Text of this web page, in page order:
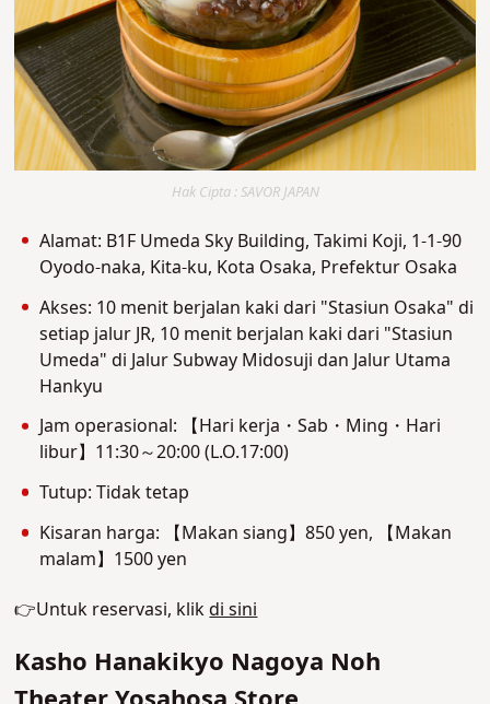
Hak Cipta : SAVOR JAPAN
Alamat: B1F Umeda Sky Building, Takimi Koji, 1-1-90
Oyodo-naka, Kita-ku, Kota Osaka, Prefektur Osaka
Akses: 10 menit berjalan kaki dari "Stasiun Osaka" di
setiap jalur JR, 10 menit berjalan kaki dari "Stasiun
Umeda" di Jalur Subway Midosuji dan Jalur Utama
Hankyu
Jam operasional: 【Hari kerja・Sab・Ming・Hari
libur】11:30～20:00 (L.O.17:00)
Tutup: Tidak tetap
Kisaran harga: 【Makan siang】850 yen, 【Makan
malam】1500 yen
👉Untuk reservasi, klikdi sini
Kasho Hanakikyo Nagoya Noh